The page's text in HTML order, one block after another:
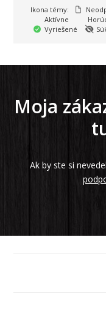
Ikona témy:
Aktívne
Vyriešené
Moja
Ak by ste si